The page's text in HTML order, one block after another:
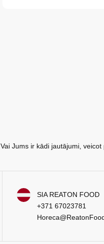
Vai Jums ir kādi jautājumi,
SIA REATON FOOD
+371 67023781